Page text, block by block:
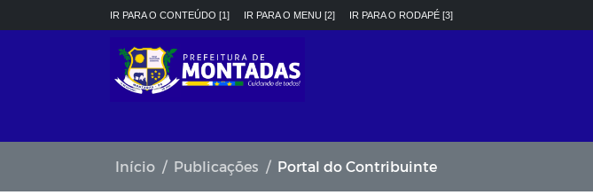
IR PARA O CONTEÚDO [1] IR PARA O MENU [2] IR PARA O RODAPÉ [3]
Início Publicações Portal do Contribuinte